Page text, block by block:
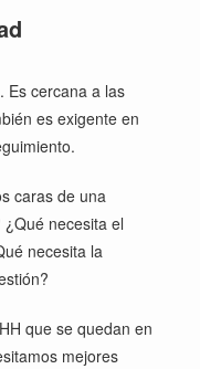
. Es cercana a las
es exigente en
caras de una
necesita el
necesita la
que se quedan en
mejores